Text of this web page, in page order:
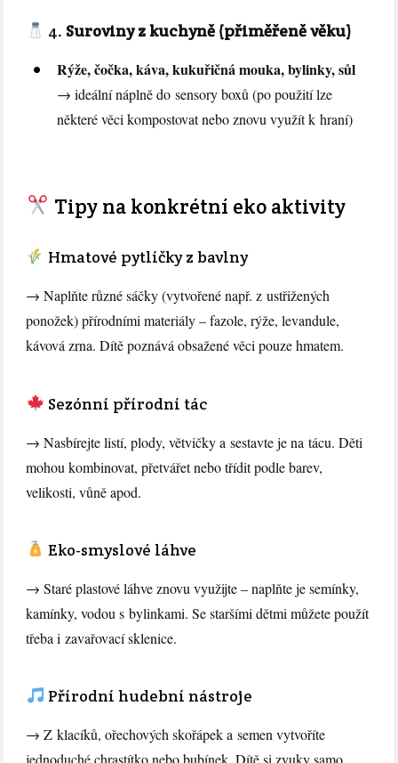
4. Suroviny z kuchyně (přiměřeně věku)
Rýže, čočka, káva, kukuřičná mouka, bylinky, sůl
→ ideální náplně do sensory boxů (po použití lze
některé věci kompostovat nebo znovu využít k hraní)
Tipy na konkrétní eko aktivity
Hmatové pytlíčky z bavlny
→ Naplňte různé sáčky (vytvořené např. z ustřižených
ponožek) přírodními materiály – fazole, rýže, levandule,
kávová zrna. Dítě poznává obsažené věci pouze hmatem.
Sezónní přírodní tác
→ Nasbírejte listí, plody, větvičky a sestavte je na tácu. Děti
mohou kombinovat, přetvářet nebo třídit podle barev,
velikosti, vůně apod.
Eko-smyslové láhve
→ Staré plastové láhve znovu využijte – naplňte je semínky,
kamínky, vodou s bylinkami. Se staršími dětmi můžete použít
třeba i zavařovací sklenice.
Přírodní hudební nástroje
→ Z klacíků, ořechových skořápek a semen vytvoříte
jednoduché chrastítko nebo bubínek. Dítě si zvuky samo